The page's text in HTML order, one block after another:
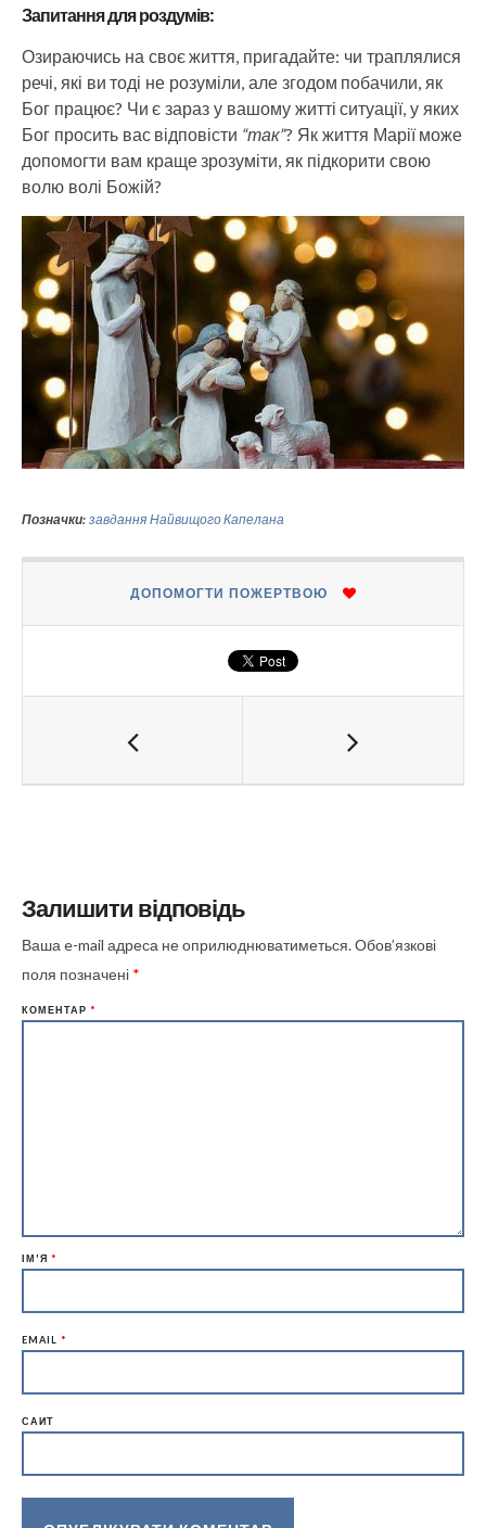
Запитання для роздумів:
Озираючись на своє життя, пригадайте: чи траплялися
речі, які ви тоді не розуміли, але згодом побачили, як
Бог працює? Чи є зараз у вашому житті ситуації, у яких
Бог просить вас відповісти “так”? Як життя Марії може
допомогти вам краще зрозуміти, як підкорити свою
волю волі Божій?
Позначки: завдання Найвищого Капелана
ДОПОМОГТИ ПОЖЕРТВОЮ
Залишити відповідь
Ваша e-mail адреса не оприлюднюватиметься.Обов’язкові
поля позначені *
КОМЕНТАР *
ІМ'Я *
EMAIL *
САЙТ